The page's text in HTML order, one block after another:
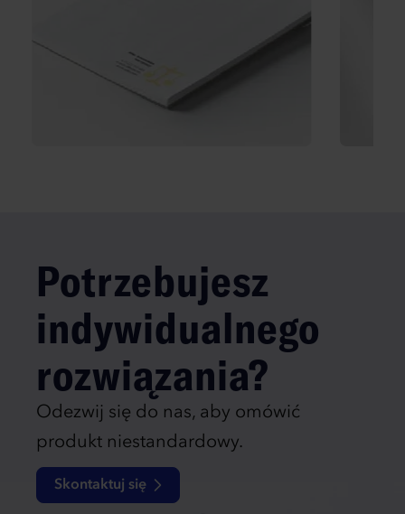
Potrzebujesz
indywidualnego
rozwiązania?
Odezwij się do nas, aby omówić
produkt niestandardowy.
Skontaktuj się